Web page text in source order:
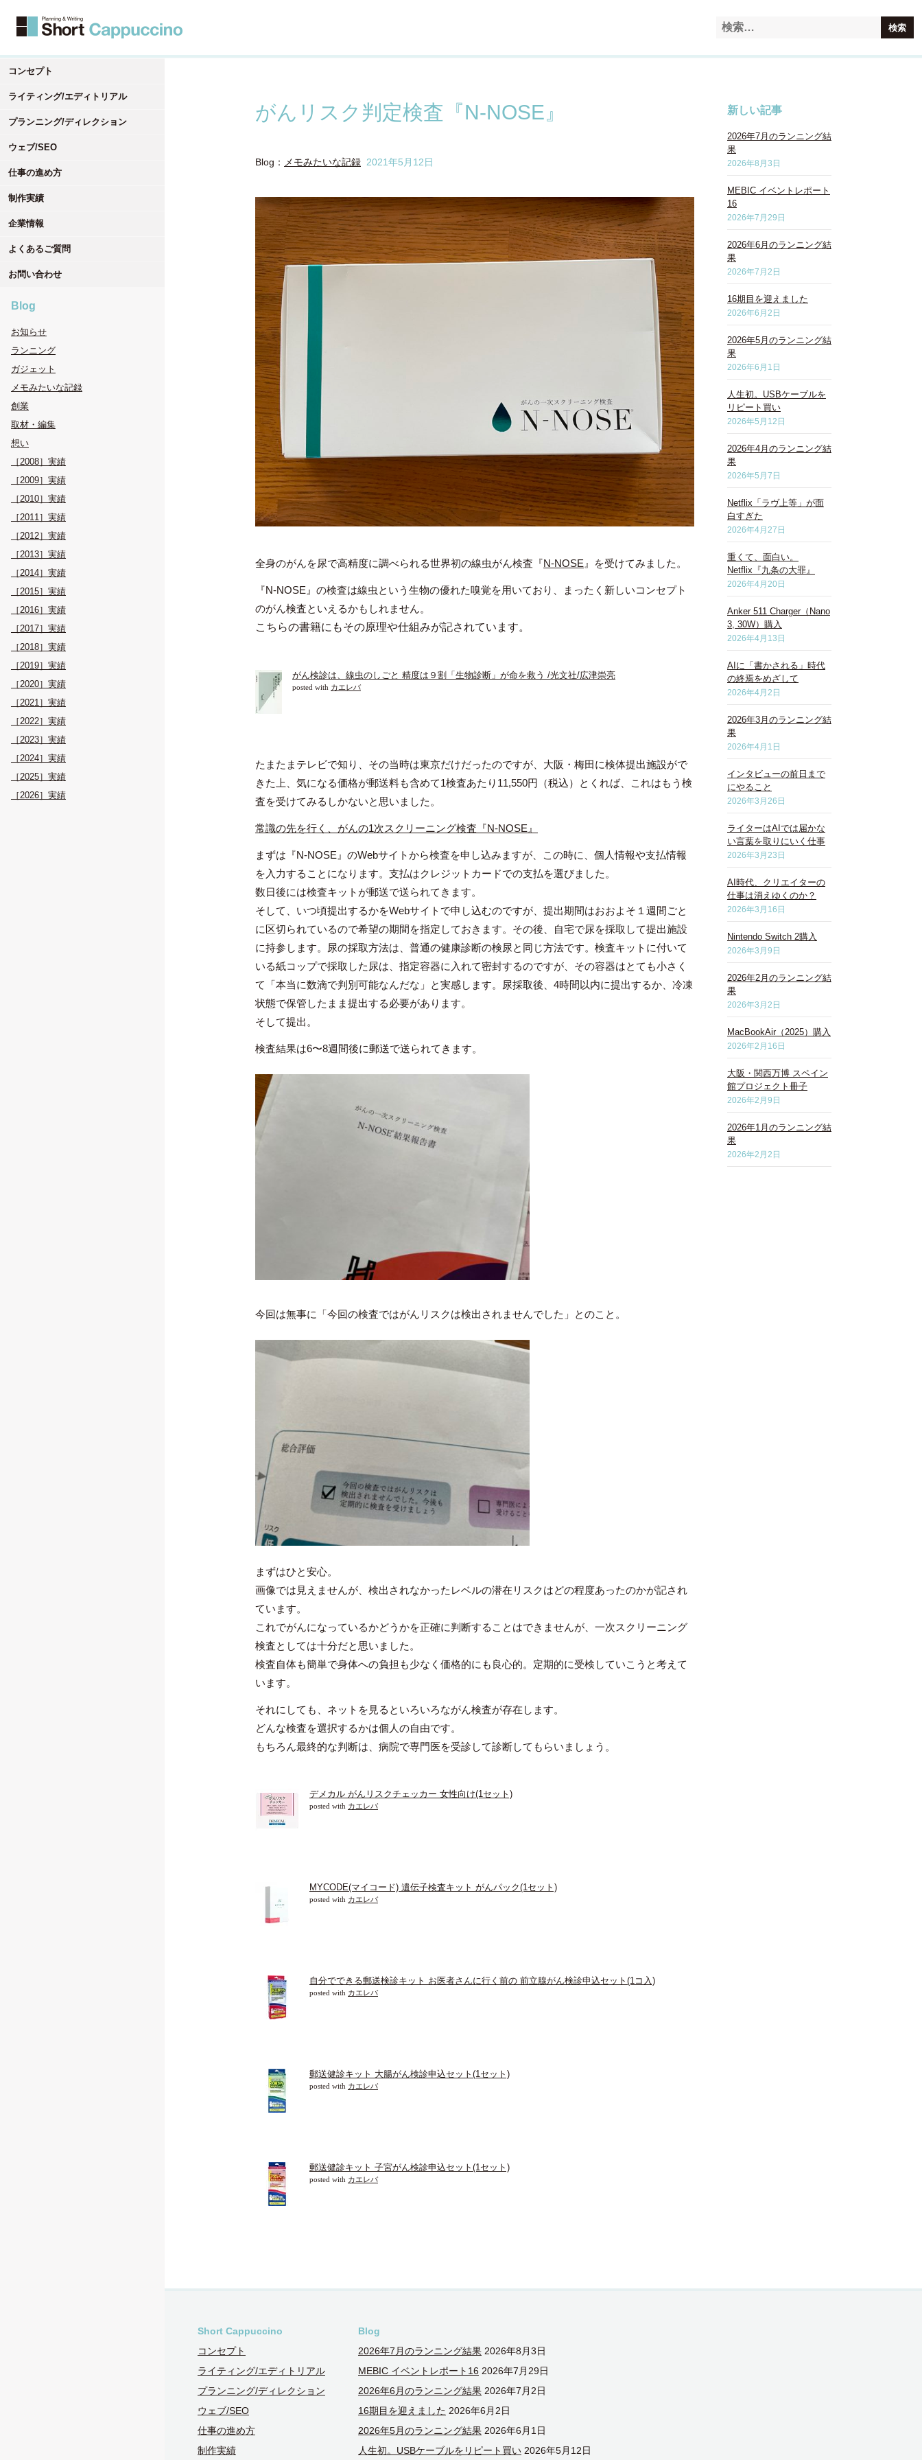
コンセプト
ライティング/エディトリアル
プランニング/ディレクション
ウェブ/SEO
仕事の進め方
制作実績
企業情報
よくあるご質問
お問い合わせ
Blog
お知らせ
ランニング
ガジェット
メモみたいな記録
創業
取材・編集
想い
［2008］実績
［2009］実績
［2010］実績
［2011］実績
［2012］実績
［2013］実績
［2014］実績
［2015］実績
［2016］実績
［2017］実績
［2018］実績
［2019］実績
［2020］実績
［2021］実績
［2022］実績
［2023］実績
［2024］実績
［2025］実績
［2026］実績
がんリスク判定検査『N-NOSE』
Blog： メモみたいな記録 2021年5月12日
全身のがんを尿で高精度に調べられる世界初の線虫がん検査『N-NOSE 』を受けてみました。
『N-NOSE』の検査は線虫という生物の優れた嗅覚を用いており、まったく新しいコンセプト
のがん検査といえるかもしれません。
こちらの書籍にもその原理や仕組みが記されています。
がん検診は、線虫のしごと 精度は９割「生物診断」が命を救う /光文社/広津崇亮
posted with カエレバ
たまたまテレビで知り、その当時は東京だけだったのですが、大阪・梅田に検体提出施設がで
きた上、気になる価格が郵送料も含めて1検査あたり11,550円（税込）とくれば、これはもう検
査を受けてみるしかないと思いました。
常識の先を行く、がんの1次スクリーニング検査『N-NOSE』
まずは『N-NOSE』のWebサイトから検査を申し込みますが、この時に、個人情報や支払情報
を入力することになります。支払はクレジットカードでの支払を選びました。
数日後には検査キットが郵送で送られてきます。
そして、いつ頃提出するかをWebサイトで申し込むのですが、提出期間はおおよそ１週間ごと
に区切られているので希望の期間を指定しておきます。その後、自宅で尿を採取して提出施設
に持参します。尿の採取方法は、普通の健康診断の検尿と同じ方法です。検査キットに付いて
いる紙コップで採取した尿は、指定容器に入れて密封するのですが、その容器はとても小さく
て「本当に数滴で判別可能なんだな」と実感します。尿採取後、4時間以内に提出するか、冷凍
状態で保管したまま提出する必要があります。
そして提出。
検査結果は6〜8週間後に郵送で送られてきます。
今回は無事に「今回の検査ではがんリスクは検出されませんでした」とのこと。
まずはひと安心。
画像では見えませんが、検出されなかったレベルの潜在リスクはどの程度あったのかが記され
ています。
これでがんになっているかどうかを正確に判断することはできませんが、一次スクリーニング
検査としては十分だと思いました。
検査自体も簡単で身体への負担も少なく価格的にも良心的。定期的に受検していこうと考えて
います。
それにしても、ネットを見るといろいろながん検査が存在します。
どんな検査を選択するかは個人の自由です。
もちろん最終的な判断は、病院で専門医を受診して診断してもらいましょう。
デメカル がんリスクチェッカー 女性向け(1セット)
posted with カエレバ
MYCODE(マイコード) 遺伝子検査キット がんパック(1セット)
posted with カエレバ
自分でできる郵送検診キット お医者さんに行く前の 前立腺がん検診申込セット(1コ入)
posted with カエレバ
郵送健診キット 大腸がん検診申込セット(1セット)
posted with カエレバ
郵送健診キット 子宮がん検診申込セット(1セット)
posted with カエレバ
新しい記事
2026年7月のランニング結
果
2026年8月3日
MEBIC イベントレポート
16
2026年7月29日
2026年6月のランニング結
果
2026年7月2日
16期目を迎えました
2026年6月2日
2026年5月のランニング結
果
2026年6月1日
人生初。USBケーブルを
リピート買い
2026年5月12日
2026年4月のランニング結
果
2026年5月7日
Netflix「ラヴ上等」が面
白すぎた
2026年4月27日
重くて、面白い。
Netflix『九条の大罪』
2026年4月20日
Anker 511 Charger（Nano
3, 30W）購入
2026年4月13日
AIに「書かされる」時代
の終焉をめざして
2026年4月2日
2026年3月のランニング結
果
2026年4月1日
インタビューの前日まで
にやること
2026年3月26日
ライターはAIでは届かな
い言葉を取りにいく仕事
2026年3月23日
AI時代、クリエイターの
仕事は消えゆくのか？
2026年3月16日
Nintendo Switch 2購入
2026年3月9日
2026年2月のランニング結
果
2026年3月2日
MacBookAir（2025）購入
2026年2月16日
大阪・関西万博 スペイン
館プロジェクト冊子
2026年2月9日
2026年1月のランニング結
果
2026年2月2日
Short Cappuccino
コンセプト
ライティング/エディトリアル
プランニング/ディレクション
ウェブ/SEO
仕事の進め方
制作実績
Blog
2026年7月のランニング結果 2026年8月3日
MEBIC イベントレポート16 2026年7月29日
2026年6月のランニング結果 2026年7月2日
16期目を迎えました 2026年6月2日
2026年5月のランニング結果 2026年6月1日
人生初。USBケーブルをリピート買い 2026年5月12日